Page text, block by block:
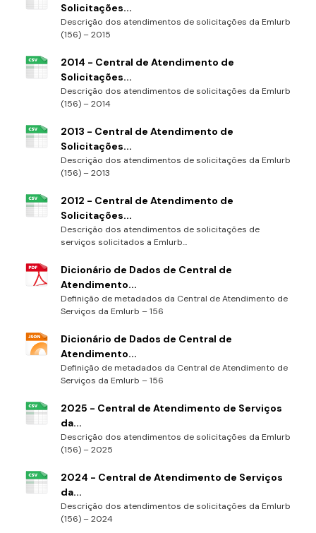
Solicitações...
Descrição dos atendimentos de solicitações da Emlurb
(156) – 2015
2014 - Central de Atendimento de
Solicitações...
Descrição dos atendimentos de solicitações da Emlurb
(156) – 2014
2013 - Central de Atendimento de
Solicitações...
Descrição dos atendimentos de solicitações da Emlurb
(156) – 2013
2012 - Central de Atendimento de
Solicitações...
Descrição dos atendimentos de solicitações de
serviços solicitados a Emlurb...
Dicionário de Dados de Central de
Atendimento...
Definição de metadados da Central de Atendimento de
Serviços da Emlurb – 156
Dicionário de Dados de Central de
Atendimento...
Definição de metadados da Central de Atendimento de
Serviços da Emlurb – 156
2025 - Central de Atendimento de Serviços
da...
Descrição dos atendimentos de solicitações da Emlurb
(156) – 2025
2024 - Central de Atendimento de Serviços
da...
Descrição dos atendimentos de solicitações da Emlurb
(156) – 2024